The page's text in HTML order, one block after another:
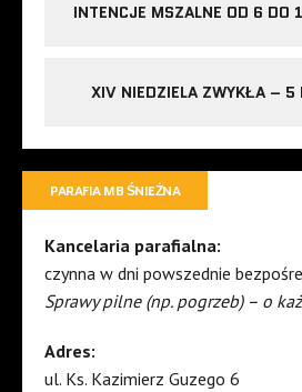
INTENCJE MSZALNE OD 6 DO
XIV NIEDZIELA ZWYKŁA –
PARAFIA MB ŚNIEŻNA
Kancelaria parafialna:
czynna w dni powszednie
Sprawy pilne (np. pogrzeb) – o
Adres:
ul. Ks. Kazimierz Guzego 6